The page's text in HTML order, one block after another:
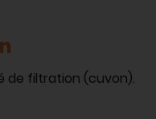
de filtration (cuvon).